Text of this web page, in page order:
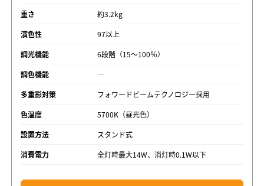
重さ
約3.2kg
演色性
97以上
調光機能
6段階（15～100％）
調色機能
―
多重影対策
フォワードビームテクノロジー採用
色温度
5700K（昼光色）
設置方法
スタンド式
消費電力
全灯時最大14W、消灯時0.1W以下